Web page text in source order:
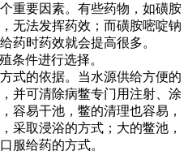
重要因素。有些药物，如磺胺
无法发挥药效；而磺胺嘧啶钠
药时药效就会提高很多。
条件进行选择。
式的依据。当水源供给方便的
并可清除病鳖专门用注射、涂
容易干池，鳖的清理也容易，
采取浸浴的方式；大的鳖池，
服给药的方式。